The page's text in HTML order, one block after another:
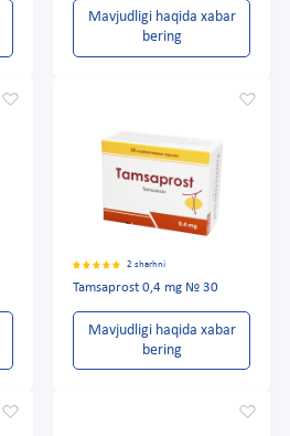
Mavjudligi haqida xabar
bering
2 sharhni
Tamsaprost 0,4 mg № 30
Mavjudligi haqida xabar
bering